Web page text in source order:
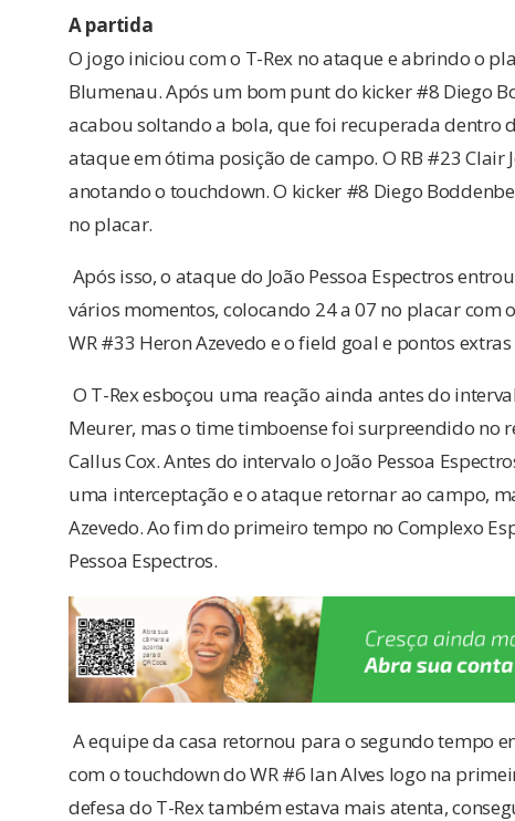
A partida
O jogo iniciou com o T-Rex no ataque e abrindo o
Blumenau. Após um bom punt do kicker #8 Diego
acabou soltando a bola, que foi recuperada dentro
ataque em ótima posição de campo. O RB #23 Clair
anotando o touchdown. O kicker #8 Diego
no placar.
Após isso, o ataque do João Pessoa Espectros
vários momentos, colocando 24 a 07 no placar com
WR #33 Heron Azevedo e o field goal e pontos
O T-Rex esboçou uma reação ainda antes do
Meurer, mas o time timboense foi surpreendido
Callus Cox. Antes do intervalo o João Pessoa
uma interceptação e o ataque retornar ao campo,
Azevedo. Ao fim do primeiro tempo no Complexo
Pessoa Espectros.
A equipe da casa retornou para o segundo tempo
com o touchdown do WR #6 Ian Alves logo na
defesa do T-Rex também estava mais atenta,